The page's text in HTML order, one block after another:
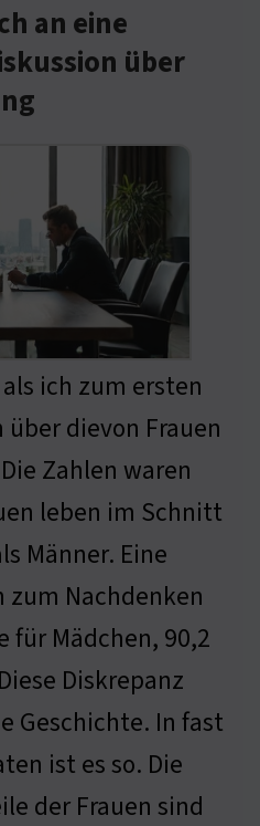
an eine
über
ich zum ersten
dievon Frauen
Zahlen waren
leben im Schnitt
Männer. Eine
zum Nachdenken
für Mädchen, 90,2
Diskrepanz
Geschichte. In fast
ist es so. Die
der Frauen sind